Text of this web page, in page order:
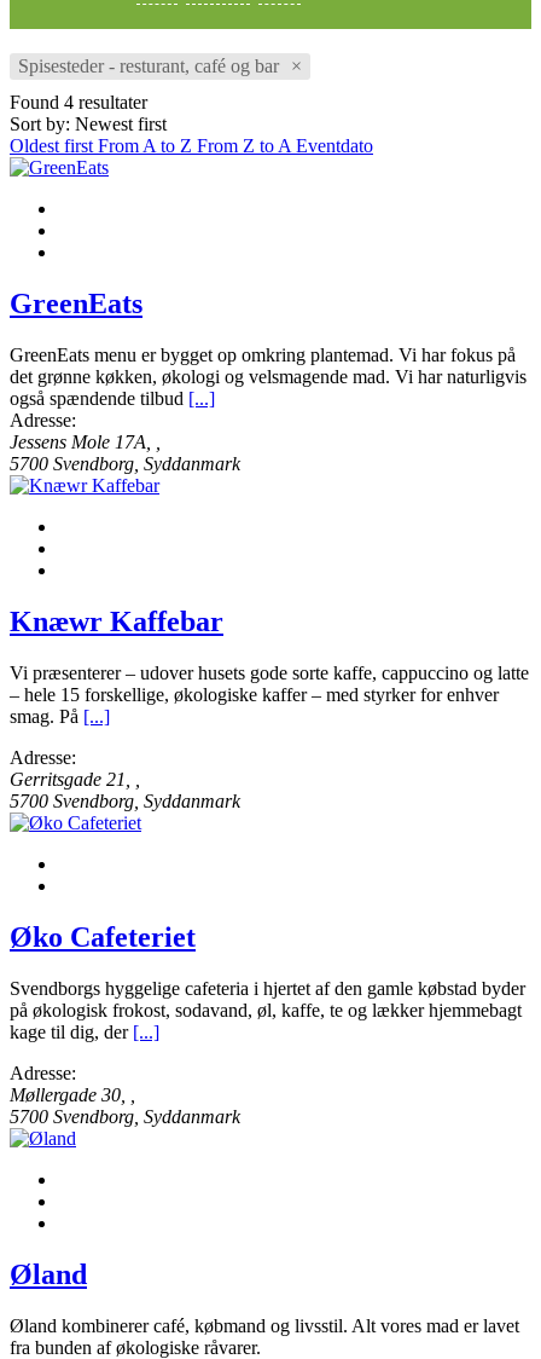
×
Spisesteder - resturant, café og bar
Found 4 resultater
Sort by: Newest first
Oldest first From A to Z From Z to A Eventdato
GreenEats
GreenEats menu er bygget op omkring plantemad. Vi har fokus på
det grønne køkken, økologi og velsmagende mad. Vi har naturligvis
også spændende tilbud [...]
Adresse:
Jessens Mole 17A
5700 Svendborg, Syddanmark
Knæwr Kaffebar
Vi præsenterer – udover husets gode sorte kaffe, cappuccino og latte
– hele 15 forskellige, økologiske kaffer – med styrker for enhver
smag. På [...]
Adresse:
Gerritsgade 21
5700 Svendborg, Syddanmark
Øko Cafeteriet
Svendborgs hyggelige cafeteria i hjertet af den gamle købstad byder
på økologisk frokost, sodavand, øl, kaffe, te og lækker hjemmebagt
kage til dig, der [...]
Adresse:
Møllergade 30
5700 Svendborg, Syddanmark
Øland
Øland kombinerer café, købmand og livsstil. Alt vores mad er lavet
fra bunden af økologiske råvarer.